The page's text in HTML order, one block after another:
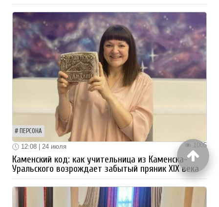
ПЕРСОНА
1005
12:08 | 24 июля
Каменский код: как учительница из Каменска-
Уральского возрождает забытый пряник XIX века